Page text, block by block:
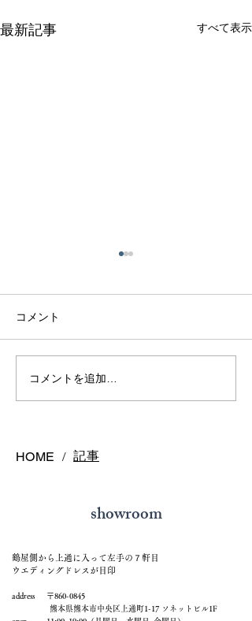
最新記事 すべて表示
アクアマリンリング
コメント
コメントを追加…
HOME / 記事
showroom
鶴屋側から上通に入って左手の７軒目
ウエディングドレスが目印
address 〒860-0845
熊本県熊本市中央区上通町1-17 ソネットビル1F